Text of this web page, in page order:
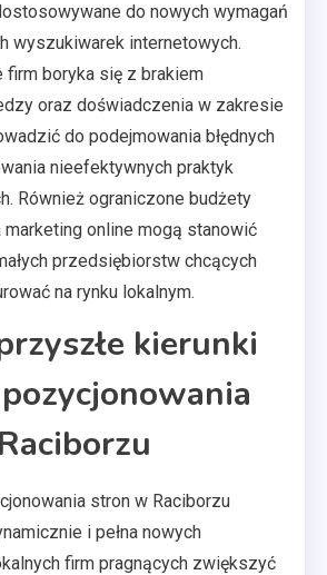
do nowych wymagań
wyszukiwarek internetowych.
firm boryka się z brakiem
oraz doświadczenia w zakresie
do podejmowania błędnych
nieefektywnych praktyk
Również ograniczone budżety
online mogą stanowić
przedsiębiorstw chcących
na rynku lokalnym.
kierunki
stron w Raciborzu
i pełna nowych
firm pragnących zwiększyć